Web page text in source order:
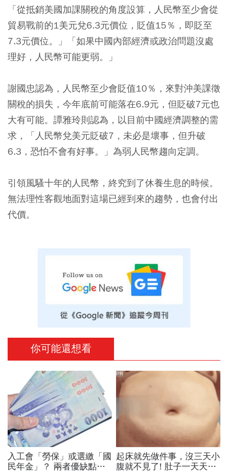
「從抵銷美國加課關稅的角度設算，人民幣至少會從
貿易戰前的1美元兌6.3元價位，貶值15％，即貶至
7.3元價位。」「如果中國內部經濟或政治問題沒處
理好，人民幣可能更弱。」
謝國忠認為，人民幣至少會貶值10％，來對沖美課徵
關稅的損失，今年底前可能落在6.9元，但貶破7元也
大有可能。譚雅玲則認為，以目前中國經濟調整的需
求，「人民幣兌美元貶破7，未必是壞事，但升破
6.3，恐怕不會有好事。」為弱人民幣趨向定調。
引領風騷十年的人民幣，終究到了休養生息的時候。
無法理性客觀地面對這場已經到來的趨勢，也會付出
代價。
你可能還想看
入工會「勞保」或選繳「國
民年金」？ 兩者優缺點分
起床就先做件事，沒三天小
腹就不見了! 肚子一天天變
PR